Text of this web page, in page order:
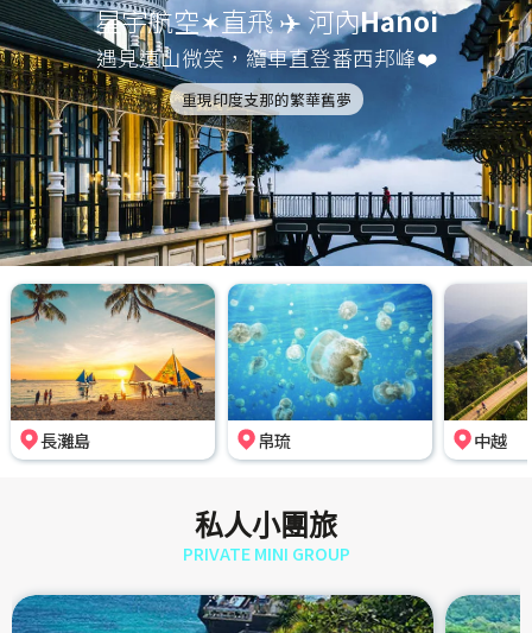
星宇航空✶直飛 ✈️ 河內Hanoi
遇見遠山微笑，纜車直登番西邦峰❤️
重現印度支那的繁華舊夢
長灘島 帛琉 中越
私人小團旅
PRIVATE MINI GROUP